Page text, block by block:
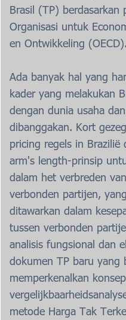
Brasil (TP) berdasarkan
Organisasi untuk
en Ontwikkeling (OECD).
Ada banyak hal yang
kader yang melakukan
dengan dunia usaha
dibanggakan. Kort
pricing regels in
arm's length-prinsip
dalam het verbreden
verbonden partijen,
ditawarkan dalam
tussen verbonden
analisis fungsional dan
dokumen TP baru yang
memperkenalkan
metode Harga Tak